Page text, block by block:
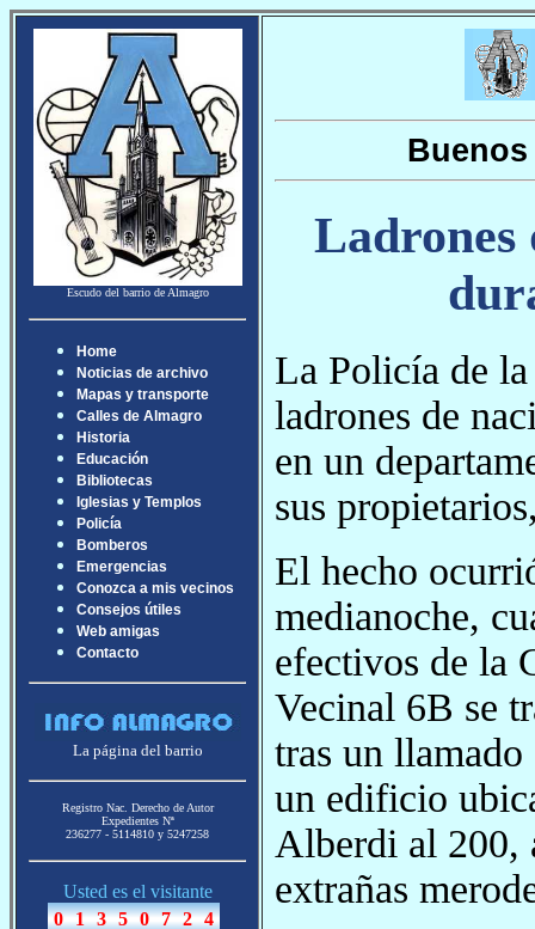
Escudo del barrio de Almagro
Home
Noticias de archivo
Mapas y transporte
Calles de Almagro
Historia
Educación
Bibliotecas
Iglesias y Templos
Policía
Bomberos
Emergencias
Conozca a mis vecinos
Consejos útiles
Web amigas
Contacto
La página del barrio
Registro Nac. Derecho de Autor
Expedientes Nª
236277 - 5114810 y 5247258
Usted es el visitante
Buenos
Ladrones
La Policía de
ladrones de
en un
sus
El hecho
medianoche,
efectivos de la
Vecinal 6B se
tras un llamado
un edificio
Alberdi al 200,
extrañas